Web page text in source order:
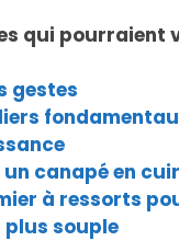
qui pourraient
gestes
canapé en
à ressorts
souple